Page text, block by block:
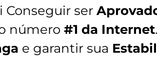
Conseguir ser
número #1 da Internet.
e garantir sua